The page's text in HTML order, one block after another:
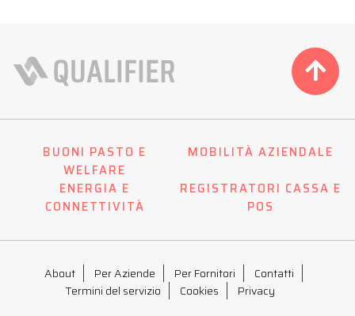
BUONI PASTO E
WELFARE
MOBILITÀ AZIENDALE
ENERGIA E
CONNETTIVITÀ
REGISTRATORI CASSA E
POS
About Per Aziende Per Fornitori
Contatti
Termini del servizio
Cookies Privacy